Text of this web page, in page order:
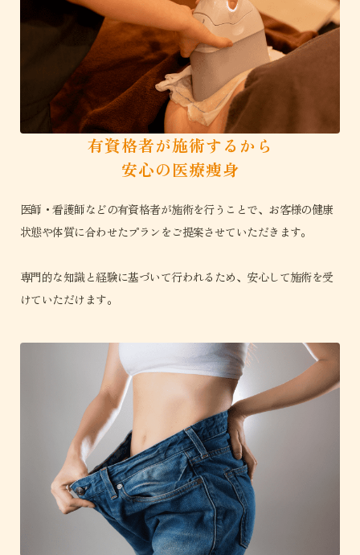
有資格者が施術するから
安心の医療痩身
医師・看護師などの有資格者が施術を行うことで、お客様の健康
状態や体質に合わせたプランをご提案させていただきます。
専門的な知識と経験に基づいて行われるため、安心して施術を受
けていただけます。